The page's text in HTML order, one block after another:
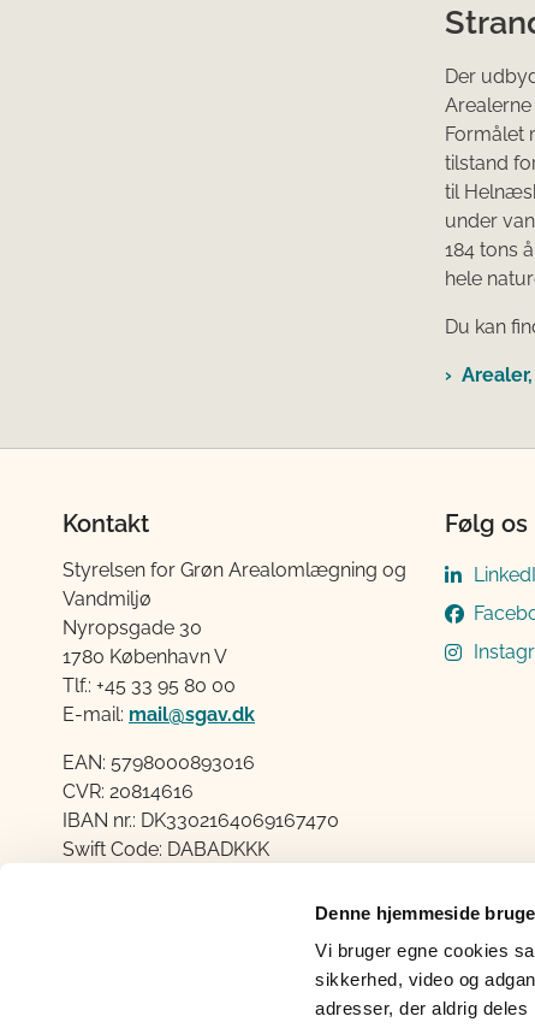
Denne hjemmeside
Vi bruger egne cookies
sikkerhed, video og
adresser, der aldrig
Der
Formålet
tilstand
til
under
184 tons
hele
Du kan
Kontakt
Styrelsen for Grøn Arealomlægning og
Vandmiljø
Nyropsgade 30
1780 København V
Tlf.: +45 33 95 80 00
E-mail: mail@sgav.dk
EAN: 5798000893016
CVR: 20814616
IBAN nr.: DK3302164069167470
Swift Code: DABADKKK
Mandag – Torsdag fra 08.30 – 15.00
Følg os